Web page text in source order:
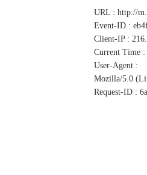
URL : http://
Event-ID :
Client-IP :
Current Time :
User-Agent :
Mozilla/5.0
Request-ID :